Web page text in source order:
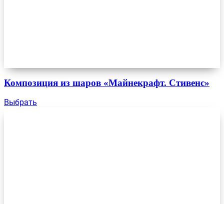
Композиция из шаров «Майнекрафт. Стивенс»
Выбрать